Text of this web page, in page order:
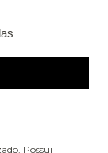
Possui